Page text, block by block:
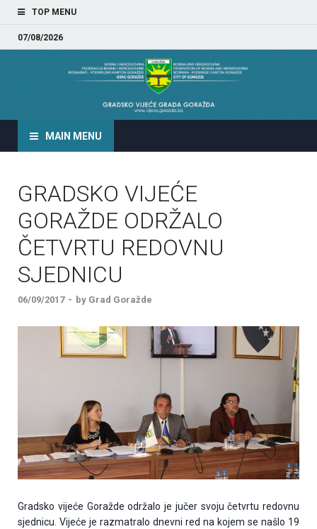
TOP MENU
07/08/2026
GRADSKO VIJEĆE GRADA
MAIN MENU
GRADSKO VIJEĆE
GORAŽDE ODRŽALO
ČETVRTU REDOVNU
SJEDNICU
06/09/2017 - by Grad Goražde
Gradsko vijeće Goražde održalo je jučer svoju četvrtu redovnu
sjednicu. Vijeće je razmatralo dnevni red na kojem se našlo 19